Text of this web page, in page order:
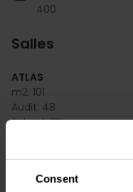
Consent
400
Salles
ATLAS
m2: 101
Audit: 48
School:32
ZEUS